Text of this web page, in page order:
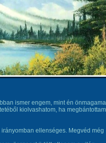
engem, mint én
kiolvashatom, ha megbántottam
ellenséges. Megvéd még